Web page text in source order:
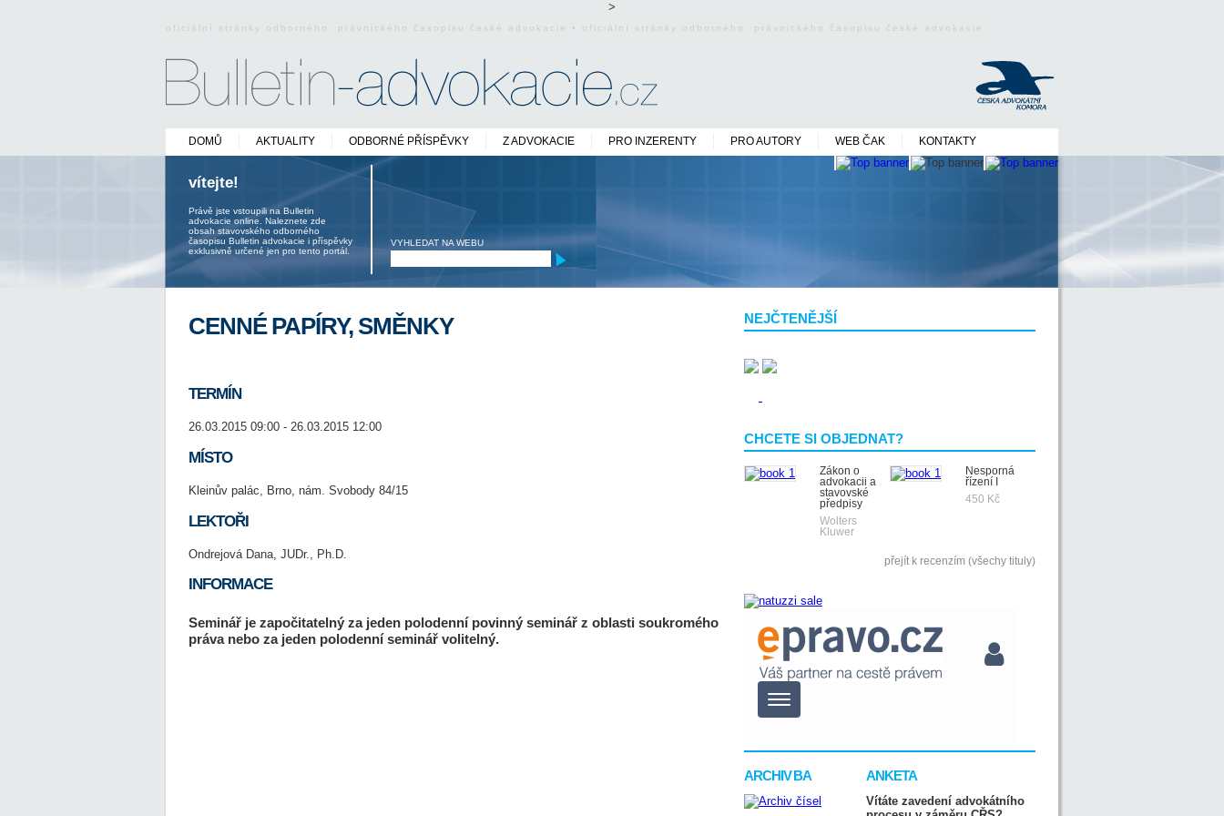
>
oficiální stránky odborného právnického časopisu české advokacie • oficiální stránky odborného právnického časopisu české advokacie
DOMŮ AKTUALITY ODBORNÉ PŘÍSPĚVKY Z ADVOKACIE PRO INZERENTY PRO AUTORY WEB ČAK KONTAKTY
vítejte!
Právě jste vstoupili na Bulletin
advokacie online. Naleznete zde
obsah stavovského odborného
časopisu Bulletin advokacie i příspěvky
exklusivně určené jen pro tento portál.
VYHLEDAT NA WEBU
NEJČTENĚJŠÍ
CHCETE SI OBJEDNAT?
Zákon o
advokacii a
stavovské
předpisy
Wolters
Kluwer
Nesporná
řízení I
450 Kč
přejít k recenzím (všechy tituly)
ARCHIV BA ANKETA
Vítáte zavedení advokátního
CENNÉ PAPÍRY, SMĚNKY
TERMÍN
26.03.2015 09:00 - 26.03.2015 12:00
MÍSTO
Kleinův palác, Brno, nám. Svobody 84/15
LEKTOŘI
Ondrejová Dana, JUDr., Ph.D.
INFORMACE
Seminář je započitatelný za jeden polodenní povinný seminář z oblasti soukromého
práva nebo za jeden polodenní seminář volitelný.